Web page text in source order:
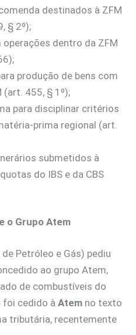
destinados à ZFM
§ 2º);
operações dentro da ZFM
produção de bens com
(art. 455, § 1º);
para disciplinar critérios
prima regional (art.
submetidos à
do IBS e da CBS
o Grupo Atem
Petróleo e Gás) pediu
ao grupo Atem,
de combustíveis do
foi cedido à Atem no texto
tributária, recentemente